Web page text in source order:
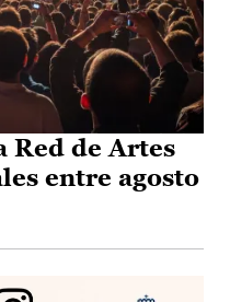
Red de Artes
entre agosto